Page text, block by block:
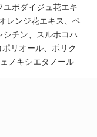
ボダイジュ花エキ
レンジ花エキス、ベ
シチン、スルホコハ
リオール、ポリク
ノキシエタノール